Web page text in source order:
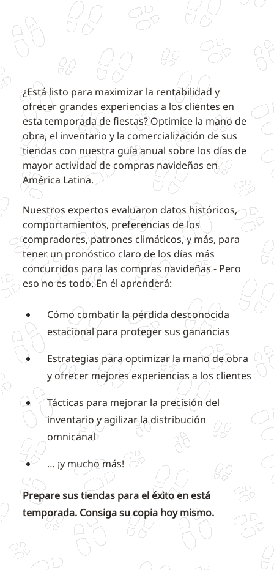
¿Está listo para maximizar la rentabilidad y
ofrecer grandes experiencias a los clientes en
esta temporada de fiestas? Optimice la mano de
obra, el inventario y la comercialización de sus
tiendas con nuestra guía anual sobre los días de
mayor actividad de compras navideñas en
América Latina.
Nuestros expertos evaluaron datos históricos,
comportamientos, preferencias de los
compradores, patrones climáticos, y más, para
tener un pronóstico claro de los días más
concurridos para las compras navideñas - Pero
eso no es todo. En él aprenderá:
Cómo combatir la pérdida desconocida
estacional para proteger sus ganancias
Estrategias para optimizar la mano de obra
y ofrecer mejores experiencias a los clientes
Tácticas para mejorar la precisión del
inventario y agilizar la distribución
omnicanal
… ¡y mucho más!
Prepare sus tiendas para el éxito en está
temporada. Consiga su copia hoy mismo.